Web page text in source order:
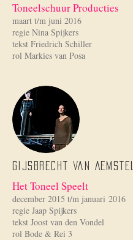
Toneelschuur Producties
maart t/m juni 2016
regie Nina Spijkers
tekst Friedrich Schiller
rol Markies van Posa
Gijsbrecht van Aemstel
Het Toneel Speelt
december 2015 t/m januari 2016
regie Jaap Spijkers
tekst Joost van den Vondel
rol Bode & Rei 3